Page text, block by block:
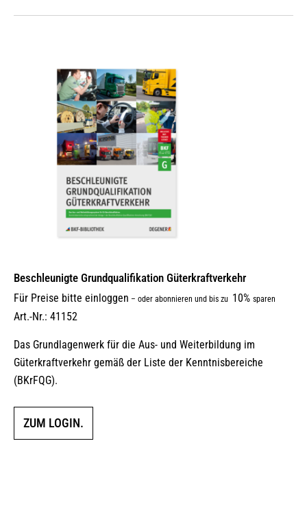
Beschleunigte Grundqualifikation Güterkraftverkehr
Für Preise bitte einloggen – oder abonnieren und bis zu 10% sparen
Art.-Nr.: 41152
Das Grundlagenwerk für die Aus- und Weiterbildung im
Güterkraftverkehr gemäß der Liste der Kenntnisbereiche
(BKrFQG).
ZUM LOGIN.